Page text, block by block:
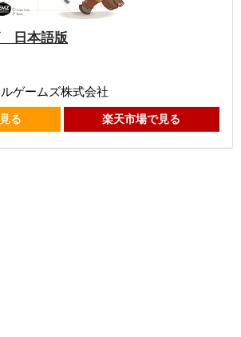
日本語版
ゲームズ株式会社
る 楽天市場で見る